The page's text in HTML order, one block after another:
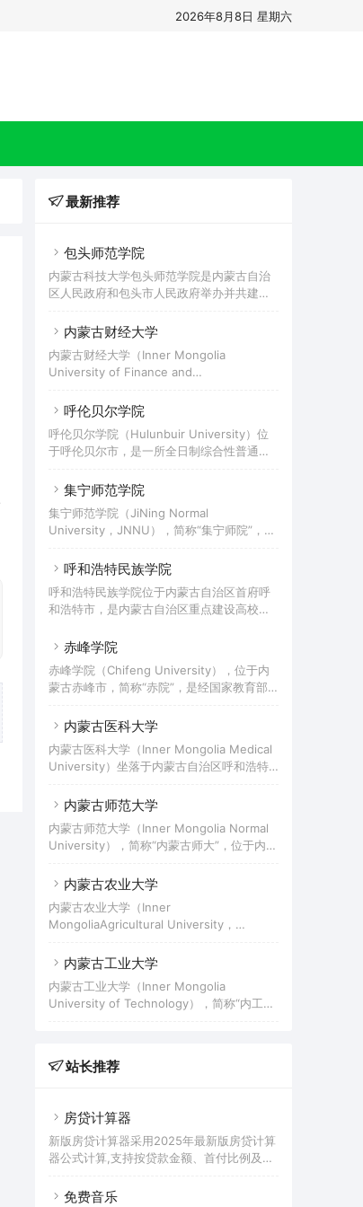
2026年8月8日 星期六
最新推荐
包头师范学院
内蒙古科技大学包头师范学院是内蒙古自治
区人民政府和包头市人民政府举办并共建共
古自治区本科院校“数字校园标杆学校”建设
高校、内蒙古自治区社会体育指导员培训基
地、内蒙古自治区体育行业国家职业资格培
基地、包头市示范性创业孵化基地。
内蒙古财经大学
内蒙古财经大学（Inner Mongolia
University of Finance and
自治区呼和浩特市，是内蒙古自治区人民政
国“百校工程”产教融合创新先行先试合作院
校项目、“双万计划”，是中俄经济类大学联
呼伦贝尔学院
呼伦贝尔学院（Hulunbuir University）位
于呼伦贝尔市，是一所全日制综合性普通高
财政厅列为转型发展试点高校，入选国家“十
校、教育部首批新工科研究与实践项目。
集宁师范学院
集宁师范学院（JiNing Normal
University，JNNU），简称“集宁师院”，坐
治区人民政府举办，由自治区和乌兰察布市
古自治区整体转型发展试点学校。
呼和浩特民族学院
呼和浩特民族学院位于内蒙古自治区首府呼
和浩特市，是内蒙古自治区重点建设高校，
会共建高校。
赤峰学院
赤峰学院（Chifeng University），位于内
蒙古赤峰市，简称“赤院”，是经国家教育部
校，入选内蒙古自治区级综合改革试点项
理事单位。
内蒙古医科大学
内蒙古医科大学（Inner Mongolia Medical
University）坐落于内蒙古自治区呼和浩特
和国国家卫生健康委员会、教育部共建高
校、中西部高校基础能力建设工程高校。
内蒙古师范大学
内蒙古师范大学（Inner Mongolia Normal
University），简称“内蒙古师大”，位于内蒙
民政府举办的普通高等学校，是中华人民共
早建立的高等学校，自治区重点大学，是具
有鲜明教师教育和民族教育特色的综合性师
发展教育培训基地、国家级社会体育指导员
培训基地、自治区民族雕塑研究中心、专业
艺术创作基地、人文社科普及基地，是自治
内蒙古农业大学
内蒙古农业大学（Inner
MongoliaAgricultural University，
区呼和浩特市，学校是原国家林业局和内蒙
等学校，是中国首个“雷锋大学”、国家西部
大开发“一省一校”重点支持建设大学、第一
校基础能力建设工程、国家建设高水平大学
公派研究生项目、特色重点学科项目、卓越
学对口支援。
内蒙古工业大学
内蒙古工业大学（Inner Mongolia
University of Technology），简称“内工
校；入选国家中西部高校基础能力建设工
国政府奖学金来华留学生接收院校。
站长推荐
房贷计算器
新版房贷计算器采用2025年最新版房贷计算
器公式计算,支持按贷款金额、首付比例及按
能房贷计算器,同时支持商业贷款计算器及公
免费音乐